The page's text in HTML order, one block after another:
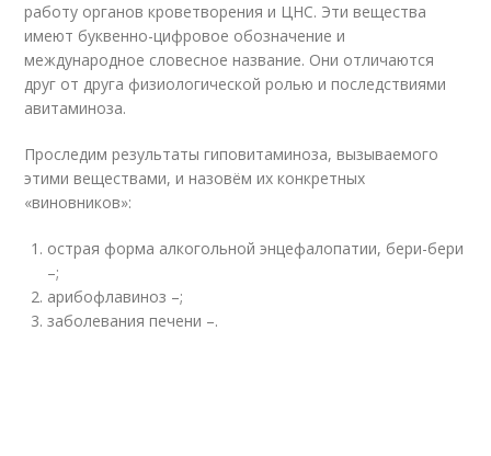
работу органов кроветворения и ЦНС. Эти вещества
имеют буквенно-цифровое обозначение и
международное словесное название. Они отличаются
друг от друга физиологической ролью и последствиями
авитаминоза.
Проследим результаты гиповитаминоза, вызываемого
этими веществами, и назовём их конкретных
«виновников»:
острая форма алкогольной энцефалопатии, бери-бери
–;
арибофлавиноз –;
заболевания печени –.